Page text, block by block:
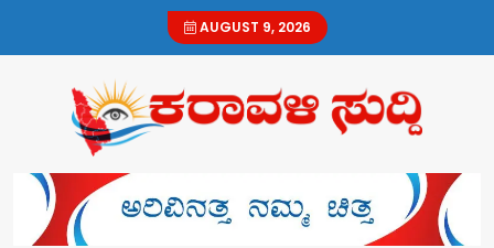
AUGUST 9, 2026